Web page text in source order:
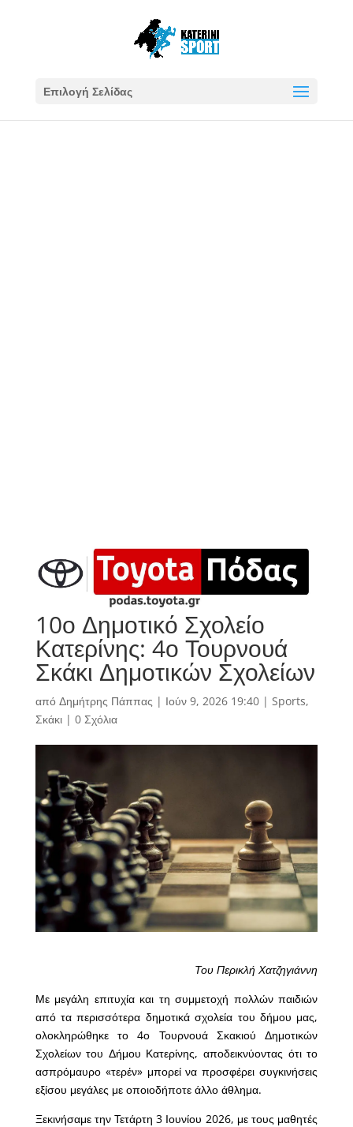
Επιλογή Σελίδας
10ο Δημοτικό Σχολείο
Κατερίνης: 4ο Τουρνουά
Σκάκι Δημοτικών Σχολείων
από Δημήτρης Πάππας | Ιούν 9, 2026 19:40| Sports,
Σκάκι| 0 Σχόλια
Του Περικλή Χατζηγιάννη
Με μεγάλη επιτυχία και τη συμμετοχή πολλών παιδιών
από τα περισσότερα δημοτικά σχολεία του δήμου μας,
ολοκληρώθηκε το 4ο Τουρνουά Σκακιού Δημοτικών
Σχολείων του Δήμου Κατερίνης, αποδεικνύοντας ότι το
ασπρόμαυρο «τερέν» μπορεί να προσφέρει συγκινήσεις
εξίσου μεγάλες με οποιοδήποτε άλλο άθλημα.
Ξεκινήσαμε την Τετάρτη 3 Ιουνίου 2026, με τους μαθητές